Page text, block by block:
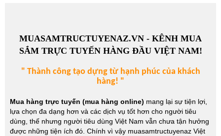
MUASAMTRUCTUYENAZ.VN - KÊNH MUA
SẮM TRỰC TUYẾN HÀNG ĐẦU VIỆT NAM!
" Thành công tạo dựng từ hạnh phúc của khách
hàng! "
Mua hàng trực tuyến (mua hàng online) mang lại sự tiện lợi,
lựa chọn đa dạng hơn và các dịch vụ tốt hơn cho người tiêu
dùng, thế nhưng người tiêu dùng Việt Nam vẫn chưa tận hưởng
được những tiện ích đó. Chính vì vậy muasamtructuyenaz Việt